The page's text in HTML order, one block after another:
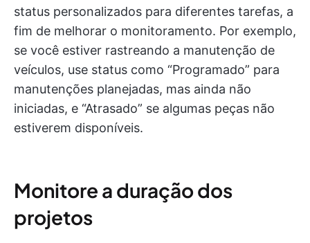
status personalizados para diferentes tarefas, a
fim de melhorar o monitoramento. Por exemplo,
se você estiver rastreando a manutenção de
veículos, use status como “Programado” para
manutenções planejadas, mas ainda não
iniciadas, e “Atrasado” se algumas peças não
estiverem disponíveis.
Monitore a duração dos
projetos